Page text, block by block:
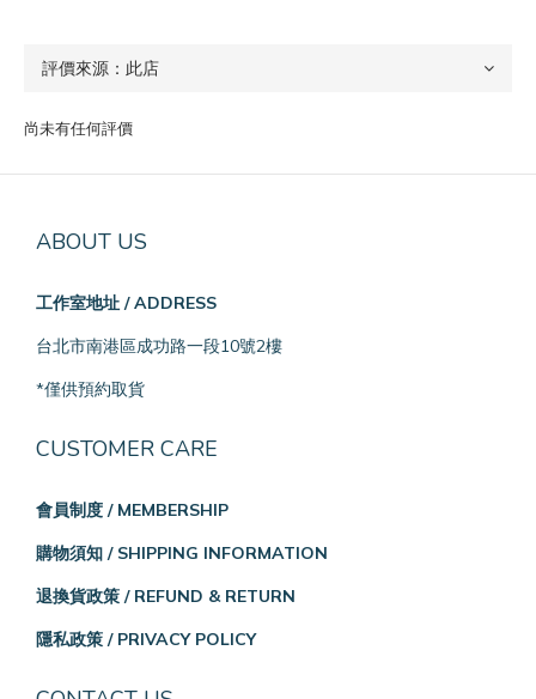
尚未有任何評價
ABOUT US
工作室地址 / ADDRESS
台北市南港區成功路一段10號2樓
*僅供預約取貨
CUSTOMER CARE
會員制度 / MEMBERSHIP
購物須知 / SHIPPING INFORMATION
退換貨政策 / REFUND & RETURN
隱私政策 / PRIVACY POLICY